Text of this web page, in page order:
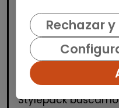
Producción, Industria
Operario/a de
henares)
| España(Madrid)
OPERARIOS/AS DE
Stylepack
Rechazar